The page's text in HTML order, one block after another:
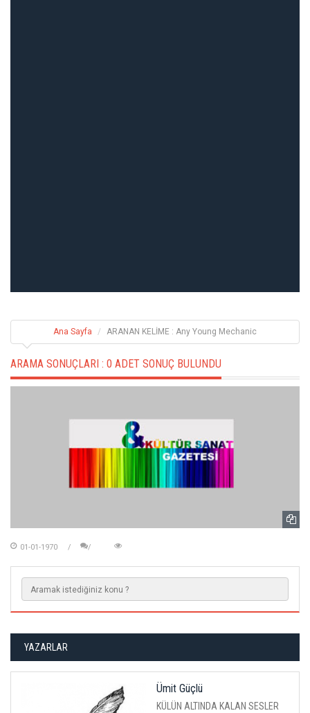
Ana Sayfa ARANAN KELİME : Any Young Mechanic
ARAMA SONUÇLARI : 0 ADET SONUÇ BULUNDU
01-01-1970
YAZARLAR
Ümit Güçlü
KÜLÜN ALTINDA KALAN SESLER